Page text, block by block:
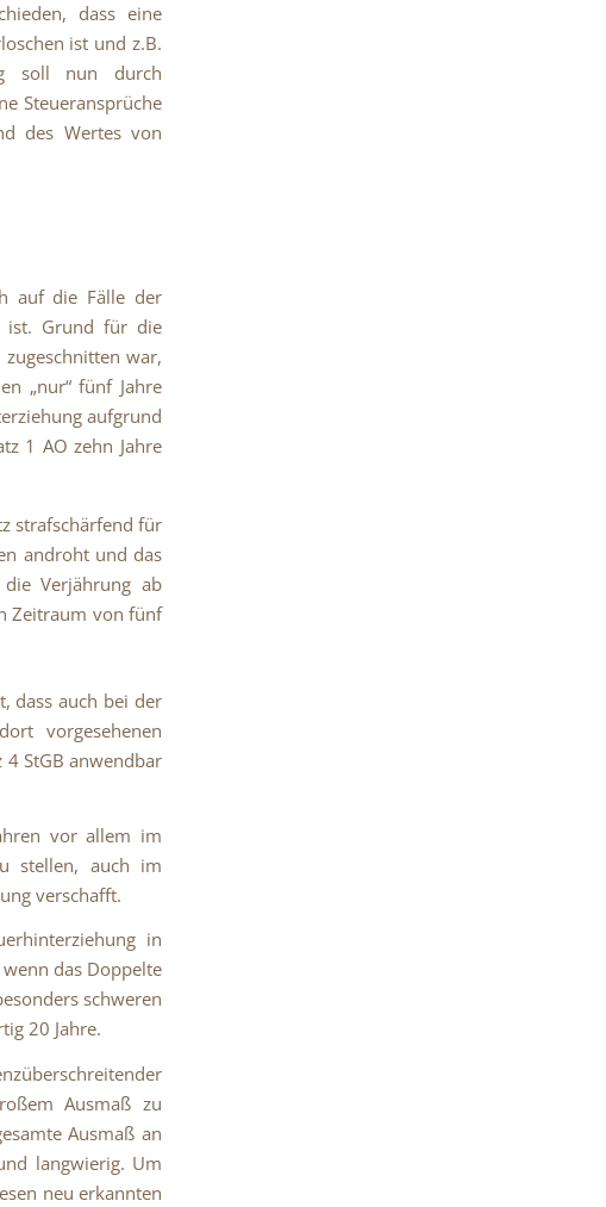
dass eine
ist und z.B.
soll nun durch
Steueransprüche
des Wertes von
auf die Fälle der
ist. Grund für die
war,
„nur“ fünf Jahre
aufgrund
1 AO zehn Jahre
strafschärfend für
androht und das
Verjährung ab
Zeitraum von fünf
dass auch bei der
vorgesehenen
4 StGB anwendbar
vor allem im
stellen, auch im
verschafft.
in
das Doppelte
schweren
20 Jahre.
Ausmaß zu
Ausmaß an
langwierig. Um
neu erkannten